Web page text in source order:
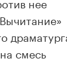
смесь